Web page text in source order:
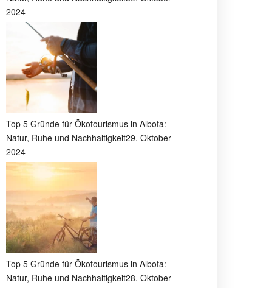
2024
Top 5 Gründe für Ökotourismus in Albota:
Natur, Ruhe und Nachhaltigkeit29. Oktober
2024
Top 5 Gründe für Ökotourismus in Albota:
Natur, Ruhe und Nachhaltigkeit28. Oktober